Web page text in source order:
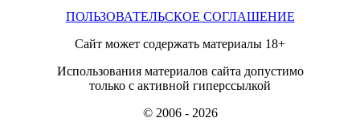
ПОЛЬЗОВАТЕЛЬСКОЕ СОГЛАШЕНИЕ
Сайт может содержать материалы 18+
Использования материалов сайта допустимо
только с активной гиперссылкой
© 2006 - 2026